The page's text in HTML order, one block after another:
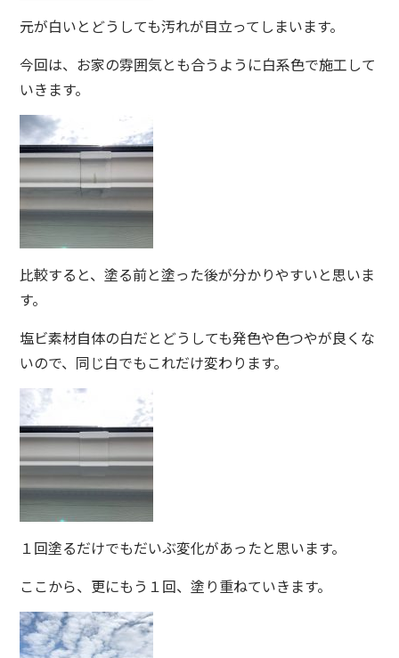
元が白いとどうしても汚れが目立ってしまいます。
今回は、お家の雰囲気とも合うように白系色で施工して
いきます。
比較すると、塗る前と塗った後が分かりやすいと思いま
す。
塩ビ素材自体の白だとどうしても発色や色つやが良くな
いので、同じ白でもこれだけ変わります。
１回塗るだけでもだいぶ変化があったと思います。
ここから、更にもう１回、塗り重ねていきます。